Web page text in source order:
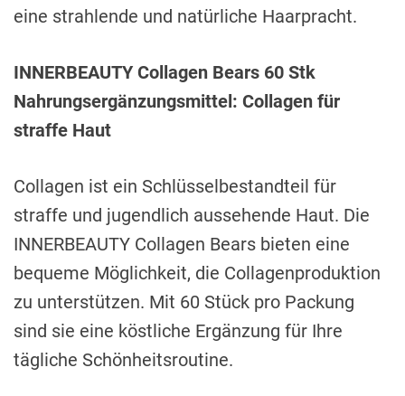
eine strahlende und natürliche Haarpracht.
INNERBEAUTY Collagen Bears 60 Stk
Nahrungsergänzungsmittel: Collagen für
straffe Haut
Collagen ist ein Schlüsselbestandteil für
straffe und jugendlich aussehende Haut. Die
INNERBEAUTY Collagen Bears bieten eine
bequeme Möglichkeit, die Collagenproduktion
zu unterstützen. Mit 60 Stück pro Packung
sind sie eine köstliche Ergänzung für Ihre
tägliche Schönheitsroutine.